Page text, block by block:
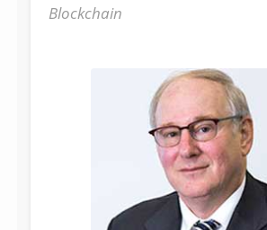
Blockchain